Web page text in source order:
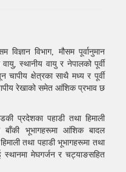
विभाग, मौसम पूर्वानुमान
स्थानीय वायु र नेपालको पूर्वी
क्षेत्रका साथै मध्य र पूर्वी
रेखाको समेत आंशिक प्रभाव छ
प्रदेशका पहाडी तथा हिमाली
बाँकी भूभागहरूमा आंशिक बादल
तथा पहाडी भूभागहरूमा तथा
स्थानमा मेघगर्जन र चट्याङसहित